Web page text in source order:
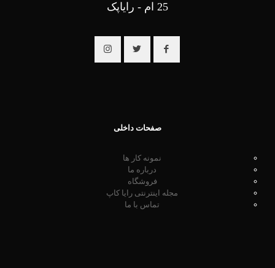
25 ام - رایاپک
صفحات داخلی
نمونه کار ها
درباره ما
فروشگاه
مجله اینترنتی رایا کاپ
تماس با ما